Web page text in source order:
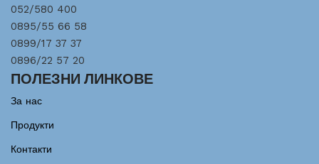
052/580 400
0895/55 66 58
0899/17 37 37
0896/22 57 20
ПОЛЕЗНИ ЛИНКОВЕ
За нас
Продукти
Контакти